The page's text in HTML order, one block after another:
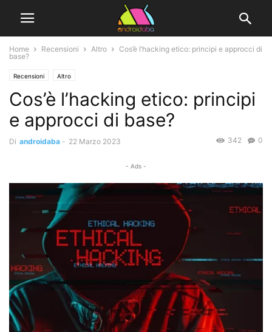
Home Recensioni Altro
Cos’è l’hacking etico: principi e approcci di
base?
Recensioni Altro
Cos’è l’hacking etico: principi
e approcci di base?
Di androidaba - 22 Marzo 2023 0
342
- Ads -